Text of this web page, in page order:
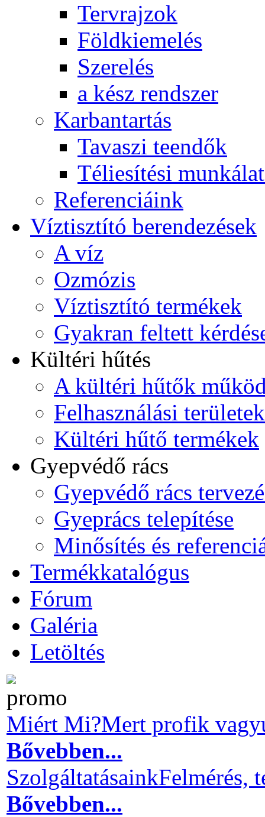
Tervrajzok
Földkiemelés
Szerelés
a kész rendszer
Karbantartás
Tavaszi teendők
Téliesítési
Referenciáink
Víztisztító berendezések
A víz
Ozmózis
Víztisztító termékek
Gyakran feltett
Kültéri hűtés
A kültéri hűtők
Felhasználási területek
Kültéri hűtő termékek
Gyepvédő rács
Gyepvédő rács
Gyeprács telepítése
Minősítés és
Termékkatalógus
Fórum
Galéria
Letöltés
Miért Mi?Mert profik
Bővebben...
SzolgáltatásainkFelmérés,
Bővebben...